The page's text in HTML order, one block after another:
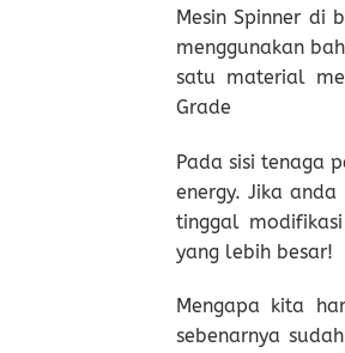
Mesin Spinner di
menggunakan
satu material
Grade
Pada sisi tenaga
energy. Jika
tinggal
yang lebih besar!
Mengapa kita
sebenarnya